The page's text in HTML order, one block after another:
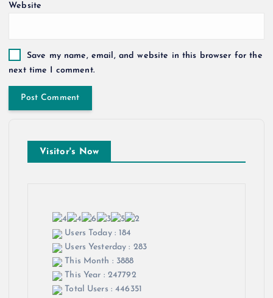
Website
Save my name, email, and website in this browser for the
next time I comment.
Visitor's Now
Users Today : 184
Users Yesterday : 283
This Month : 3888
This Year : 247792
Total Users : 446351